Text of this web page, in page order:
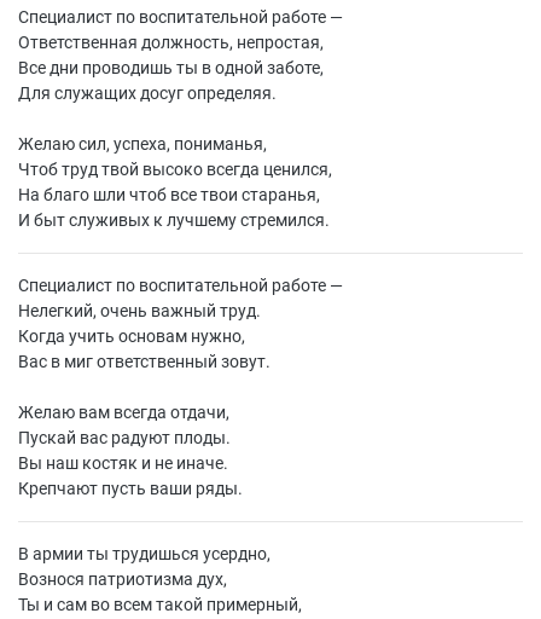
Специалист по воспитательной работе —
Ответственная должность, непростая,
Все дни проводишь ты в одной заботе,
Для служащих досуг определяя.
Желаю сил, успеха, пониманья,
Чтоб труд твой высоко всегда ценился,
На благо шли чтоб все твои старанья,
И быт служивых к лучшему стремился.
Специалист по воспитательной работе —
Нелегкий, очень важный труд.
Когда учить основам нужно,
Вас в миг ответственный зовут.
Желаю вам всегда отдачи,
Пускай вас радуют плоды.
Вы наш костяк и не иначе.
Крепчают пусть ваши ряды.
В армии ты трудишься усердно,
Вознося патриотизма дух,
Ты и сам во всем такой примерный,